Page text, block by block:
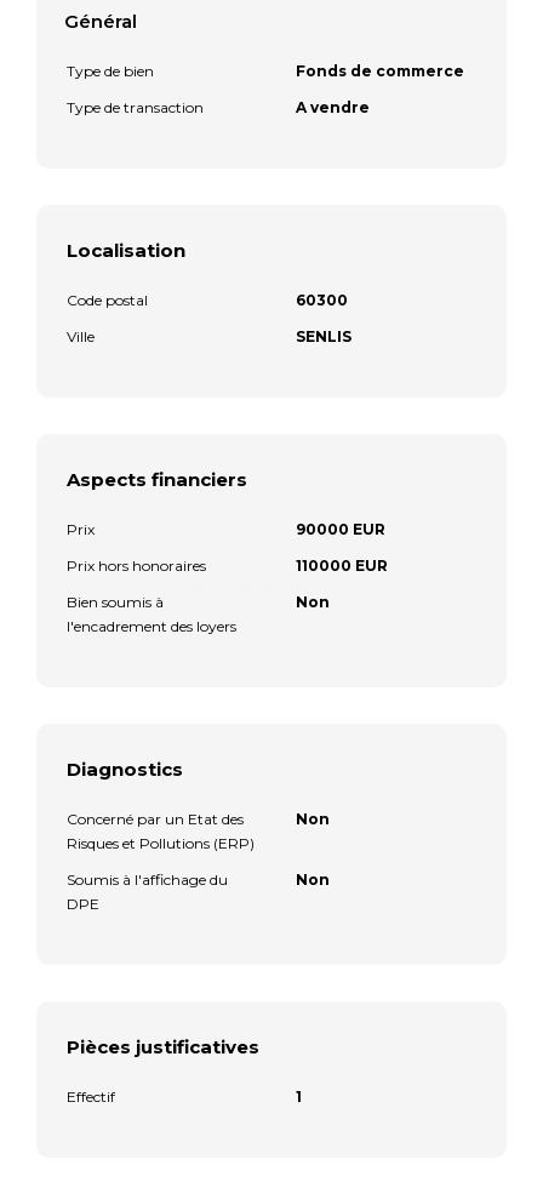
Général
Type de bien
Fonds de commerce
Type de transaction
A vendre
Localisation
Code postal
60300
Ville
SENLIS
Aspects financiers
Prix
90000 EUR
Prix hors honoraires
110000 EUR
Bien soumis à
l'encadrement des loyers
Non
Diagnostics
Concerné par un Etat des
Risques et Pollutions (ERP)
Non
Soumis à l'affichage du
DPE
Non
Pièces justificatives
Effectif 1